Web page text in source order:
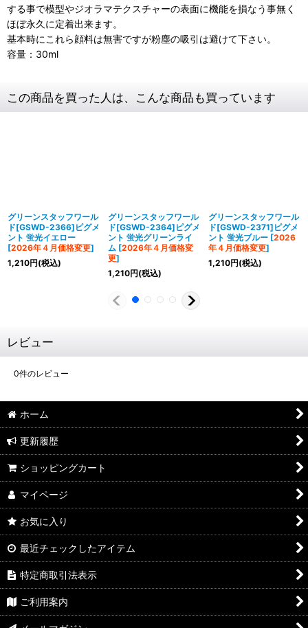
する事で模型やジオラマテクスチャーの表面に機能を損なう事無く
ほぼ永久に定着出来ます。
基本時にこれら顔料は無害ですが粉塵の吸引は避けて下さい。
容量：30ml
この商品を買った人は、こんな商品も買っています
グリーンスタッフワール
ド[GSWD-2366]ピグメ
ント 蛍光イエロー
[2026年４月価格変更]
1,210円(税込)
グリーンスタッフワール
ド[GSWD-2364]ピグメ
ント 蛍光グリーンライ
ム [2026年４月価格変
更]
1,210円(税込)
グリーンスタッフワール
ド[GSWD-2371]ピグメ
ント 蛍光ブルー [2026
年４月価格変更]
1,210円(税込)
レビュー
0件のレビュー
ホーム
更新履歴
ショッピングカート
マイページ
お気に入り
最近チェックしたアイテム
特定商取引法表示
ご利用案内